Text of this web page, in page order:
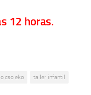
12 horas.
cso eko
taller infantil